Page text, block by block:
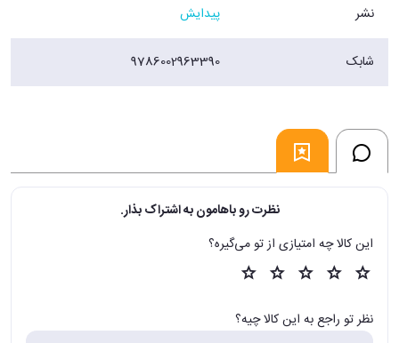
نشر پیدایش
شابک 9786002963390
نظرت رو باهامون به اشتراک بذار.
این کالا چه امتیازی از تو می‌گیره؟
نظر تو راجع به این کالا چیه؟